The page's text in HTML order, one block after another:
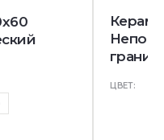
гранит)
ЦВЕТ: